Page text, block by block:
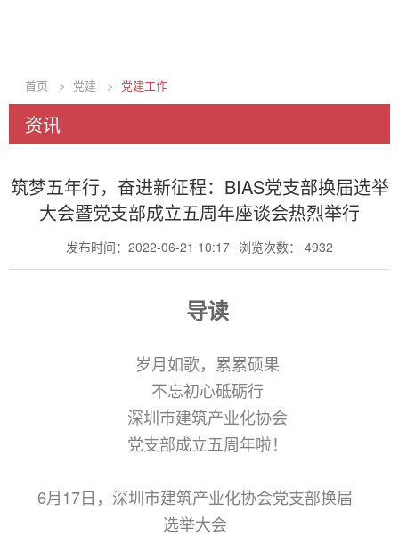
首页 > 党建 > 党建工作
资讯
筑梦五年行，奋进新征程：BIAS党支部换届选举
大会暨党支部成立五周年座谈会热烈举行
发布时间：2022-06-21 10:17 浏览次数： 4932
导读
岁月如歌，累累硕果
不忘初心砥砺行
深圳市建筑产业化协会
党支部成立五周年啦！
6月17日，深圳市建筑产业化协会党支部换届
选举大会